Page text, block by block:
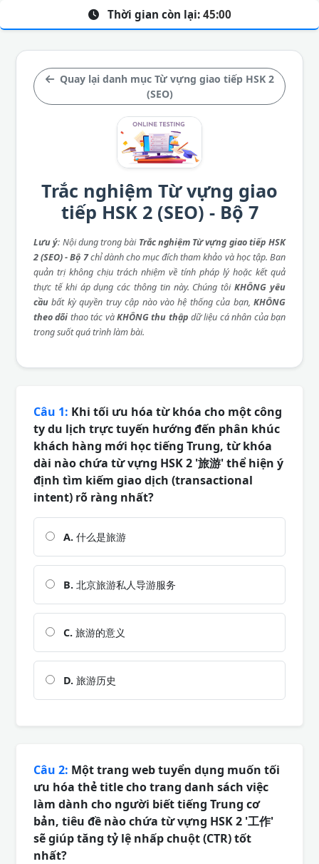
Quay lại danh mục Từ vựng giao tiếp HSK 2
(SEO)
Trắc nghiệm Từ vựng giao
tiếp HSK 2 (SEO) - Bộ 7
Lưu ý: Nội dung trong bài Trắc nghiệm Từ vựng giao tiếp HSK
2 (SEO) - Bộ 7chỉ dành cho mục đích tham khảo và học tập. Ban
quản trị không chịu trách nhiệm về tính pháp lý hoặc kết quả
thực tế khi áp dụng các thông tin này. Chúng tôiKHÔNG yêu
cầu bất kỳ quyền truy cập nào vào hệ thống của bạn, KHÔNG
theo dõi thao tác vàKHÔNG thu thập dữ liệu cá nhân của bạn
trong suốt quá trình làm bài.
Thời gian còn lại: 45:00
Câu 1: Khi tối ưu hóa từ khóa cho một công
ty du lịch trực tuyến hướng đến phân khúc
khách hàng mới học tiếng Trung, từ khóa
dài nào chứa từ vựng HSK 2 '旅游' thể hiện ý
định tìm kiếm giao dịch (transactional
intent) rõ ràng nhất?
A. 什么是旅游
B. 北京旅游私人导游服务
C. 旅游的意义
D. 旅游历史
Câu 2: Một trang web tuyển dụng muốn tối
ưu hóa thẻ title cho trang danh sách việc
làm dành cho người biết tiếng Trung cơ
bản, tiêu đề nào chứa từ vựng HSK 2 '工作'
sẽ giúp tăng tỷ lệ nhấp chuột (CTR) tốt
nhất?